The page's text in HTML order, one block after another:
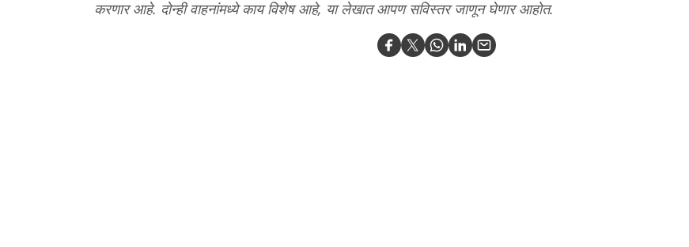
करणार आहे. दोन्ही वाहनांमध्ये काय विशेष आहे, या लेखात आपण सविस्तर जाणून घेणार आहोत.